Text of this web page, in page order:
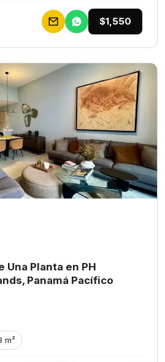
$1,550
Una Planta en PH
Panamá Pacífico
m²